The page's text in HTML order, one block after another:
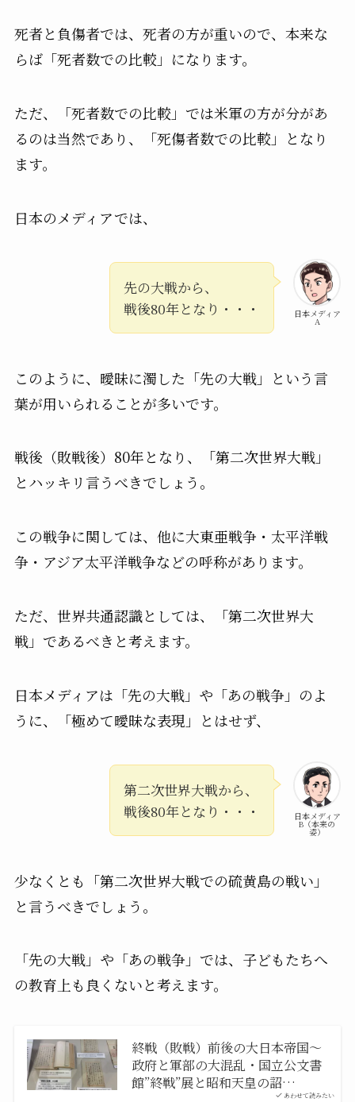
死者と負傷者では、死者の方が重いので、本来な
らば「死者数での比較」になります。
ただ、「死者数での比較」では米軍の方が分があ
るのは当然であり、「死傷者数での比較」となり
ます。
日本のメディアでは、
日本メディア
A
先の大戦から、
戦後80年となり・・・
このように、曖昧に濁した「先の大戦」という言
葉が用いられることが多いです。
戦後（敗戦後）80年となり、「第二次世界大戦」
とハッキリ言うべきでしょう。
この戦争に関しては、他に大東亜戦争・太平洋戦
争・アジア太平洋戦争などの呼称があります。
ただ、世界共通認識としては、「第二次世界大
戦」であるべきと考えます。
日本メディアは「先の大戦」や「あの戦争」のよ
うに、「極めて曖昧な表現」とはせず、
日本メディア
B（本来の
姿）
第二次世界大戦から、
戦後80年となり・・・
少なくとも「第二次世界大戦での硫黄島の戦い」
と言うべきでしょう。
「先の大戦」や「あの戦争」では、子どもたちへ
の教育上も良くないと考えます。
あわせて読みたい
終戦（敗戦）前後の大日本帝国〜
政府と軍部の大混乱・国立公文書
館”終戦”展と昭和天皇の詔…